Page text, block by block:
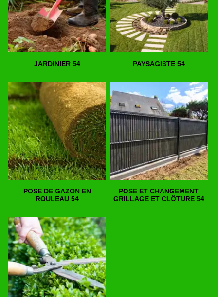
JARDINIER 54 PAYSAGISTE 54
POSE DE GAZON EN
ROULEAU 54
POSE ET CHANGEMENT
GRILLAGE ET CLÔTURE 54